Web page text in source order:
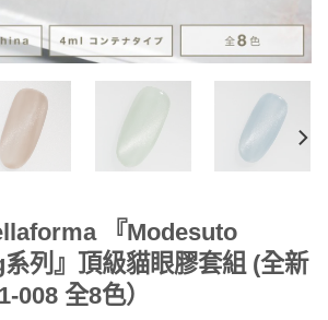
『Modesuto
列』頂級貓眼膠套組 (全新
008 全8色）